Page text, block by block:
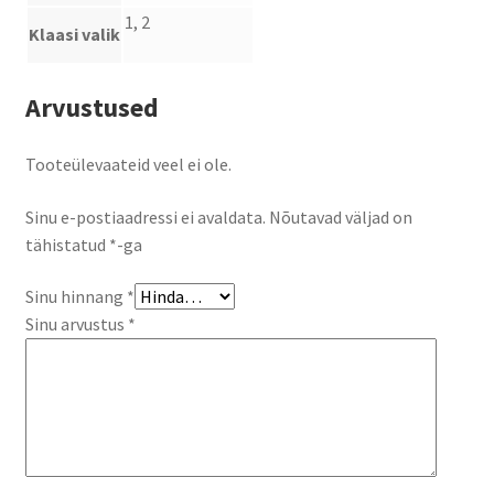
Klaasi valik
1, 2
Arvustused
Tooteülevaateid veel ei ole.
Sinu e-postiaadressi ei avaldata. Nõutavad väljad on
tähistatud *-ga
Sinu hinnang *
Sinu arvustus *